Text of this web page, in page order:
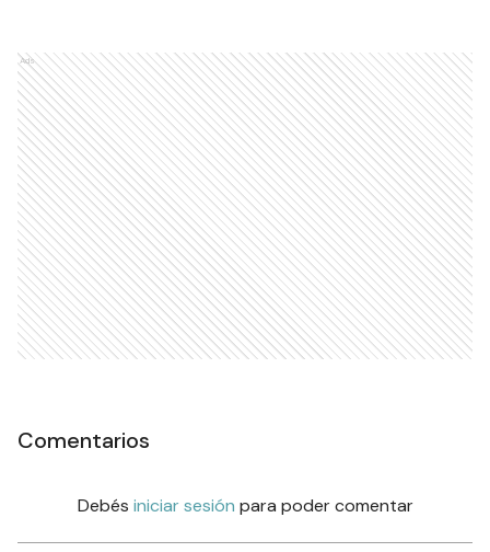
Ads
Comentarios
Debés iniciar sesión para poder comentar